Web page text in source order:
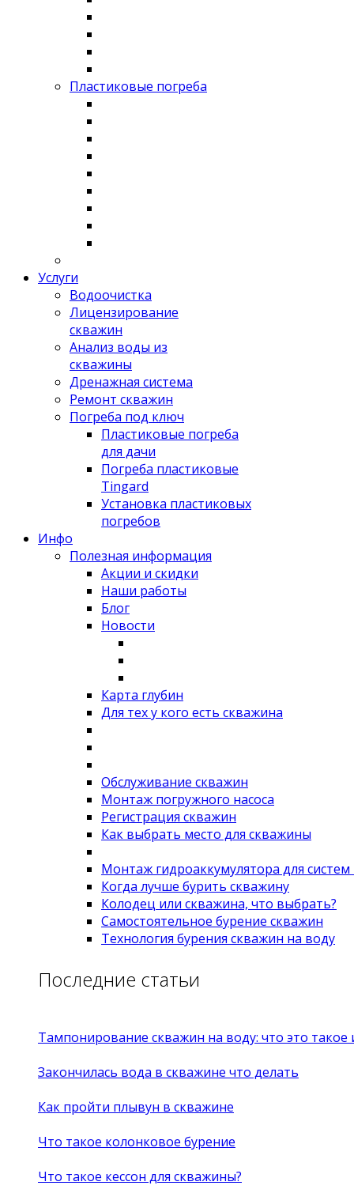
Пластиковые погреба
Услуги
Водоочистка
Лицензирование
скважин
Анализ воды из
скважины
Дренажная система
Ремонт скважин
Погреба под ключ
Пластиковые погреба
для дачи
Погреба пластиковые
Tingard
Установка пластиковых
погребов
Инфо
Полезная информация
Акции и скидки
Наши работы
Блог
Новости
Карта глубин
Для тех у кого есть скважина
Обслуживание скважин
Монтаж погружного насоса
Регистрация скважин
Как выбрать место для скважины
Монтаж гидроаккумулятора для
Когда лучше бурить скважину
Колодец или скважина, что выбрать?
Самостоятельное бурение скважин
Технология бурения скважин на воду
Последние статьи
Тампонирование скважин на воду: что это такое
Закончилась вода в скважине что делать
Как пройти плывун в скважине
Что такое колонковое бурение
Что такое кессон для скважины?